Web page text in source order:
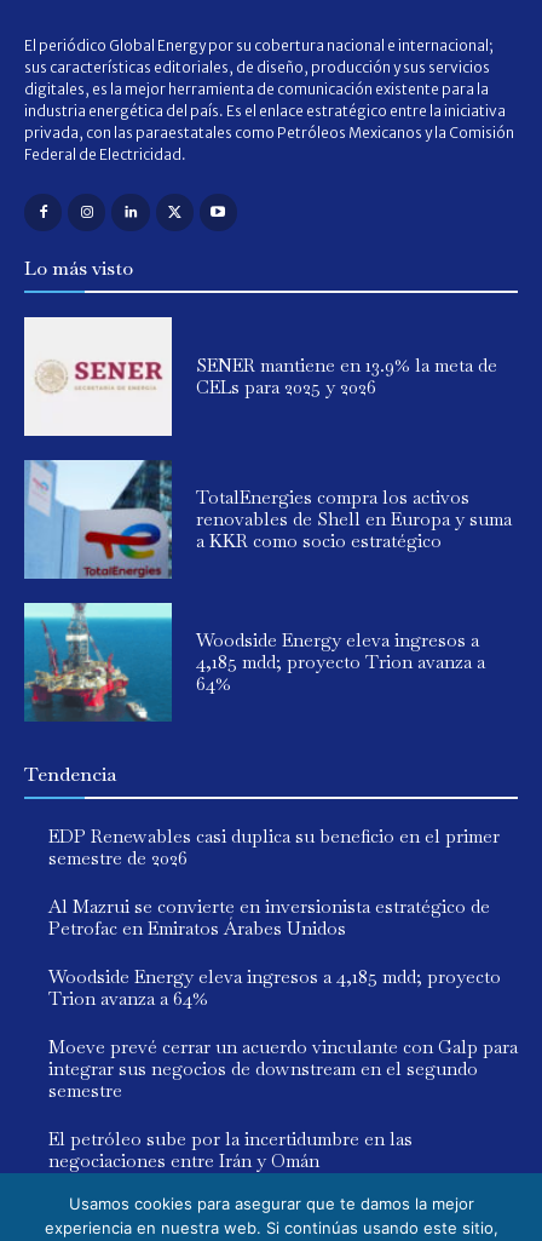
El periódico Global Energy por su cobertura nacional e internacional;
sus características editoriales, de diseño, producción y sus servicios
digitales, es la mejor herramienta de comunicación existente para la
industria energética del país. Es el enlace estratégico entre la iniciativa
privada, con las paraestatales como Petróleos Mexicanos y la Comisión
Federal de Electricidad.
Lo más visto
SENER mantiene en 13.9% la meta de
CELs para 2025 y 2026
TotalEnergies compra los activos
renovables de Shell en Europa y suma
a KKR como socio estratégico
Woodside Energy eleva ingresos a
4,185 mdd; proyecto Trion avanza a
64%
Tendencia
EDP Renewables casi duplica su beneficio en el primer
semestre de 2026
Al Mazrui se convierte en inversionista estratégico de
Petrofac en Emiratos Árabes Unidos
Woodside Energy eleva ingresos a 4,185 mdd; proyecto
Trion avanza a 64%
Moeve prevé cerrar un acuerdo vinculante con Galp para
integrar sus negocios de downstream en el segundo
semestre
El petróleo sube por la incertidumbre en las
negociaciones entre Irán y Omán
Usamos cookies para asegurar que te damos la mejor
experiencia en nuestra web. Si continúas usando este sitio,